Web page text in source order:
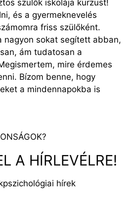
szülők iskolája kurzust!
és a gyermeknevelés
friss szülőként.
nagyon sokat segített abban,
ám tudatosan a
mire érdemes
Bízom benne, hogy
a mindennapokba is
A HÍRLEVÉLRE!
hírek